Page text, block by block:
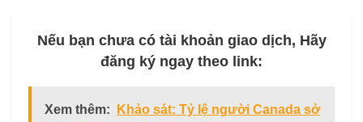
Nếu bạn chưa có tài khoản giao dịch, Hãy
đăng ký ngay theo link:
Xem thêm:
Khảo sát: Tỷ lệ người Canada sở